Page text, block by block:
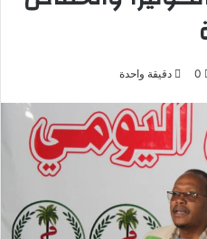
0 دقيقة واحدة